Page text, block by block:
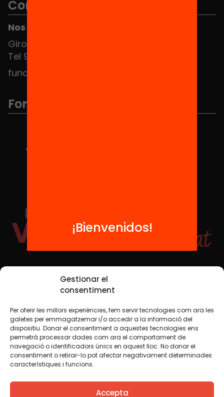
Gestionar el
consentiment
Per oferir les millors experiències, fem servir tecnologies com ara les
galetes per emmagatzemar i/o accedir a la informació del
dispositiu. Donar el consentiment a aquestes tecnologies ens
permetrà processar dades com ara el comportament de
navegació o identificadors únics en aquest lloc. No donar el
consentiment o retirar-lo pot afectar negativament determinades
característiques i funcions.
Accepta
Contacto
Nos puedes encontrar en el HUB Social
Girona 34, interior 08010 Barcelona
Tel 934 588 700
fundacio@equitat.org
Formamos parte de...
Redes sociales
TWT YTB IG FB IN
Aviso legalPolítica de cookies
Creemos que el conocimiento debe compartirse. Por eso
utilizamos una licencia Creative Commons, salvo que en
¡Bienvenidos!